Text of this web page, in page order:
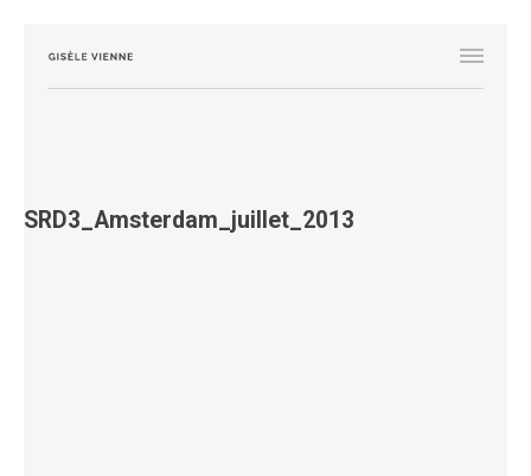
SRD3_Amsterdam_juillet_2013